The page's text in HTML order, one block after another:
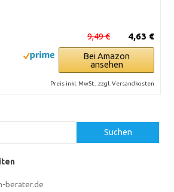
4,63 €
9,49 €
Bei Amazon
ansehen
Preis inkl. MwSt., zzgl. Versandkosten
Suchen
berater.de